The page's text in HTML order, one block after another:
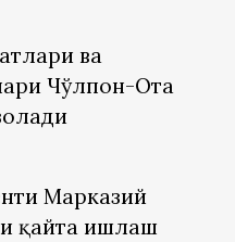
ва
Чўлпон-Ота
Марказий
қайта ишлаш